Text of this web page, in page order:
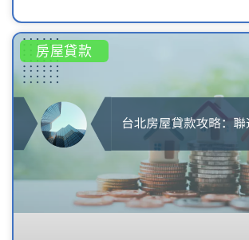
房屋貸款